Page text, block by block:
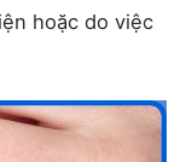
hoặc do việc